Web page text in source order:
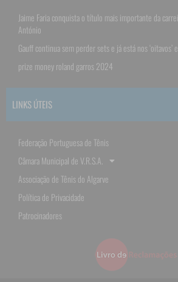
Jaime Faria conquista o título mais importante da
António
Gauff continua sem perder sets e já está nos ‘oitavos’
prize money roland garros 2024
LINKS ÚTEIS
Federação Portuguesa de Tênis
Câmara Municipal de V.R.S.A.
Associação de Tênis do Algarve
Política de Privacidade
Patrocinadores